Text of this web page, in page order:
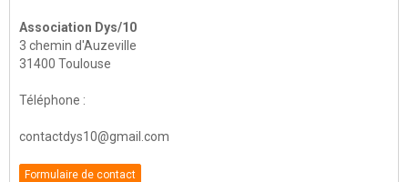
Association Dys/10
3 chemin d'Auzeville
31400 Toulouse
Téléphone :
contactdys10@gmail.com
Formulaire de contact